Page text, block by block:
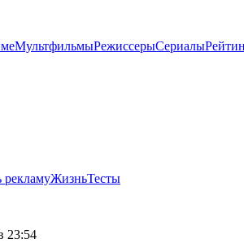
МультфильмыРежиссерыСериалы
рекламуЖизньТесты
23:54